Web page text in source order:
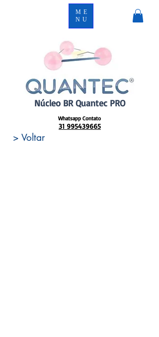
Núcleo BR Quantec PRO
Whatsapp Contato
31 995439665
ME
NU
> Voltar